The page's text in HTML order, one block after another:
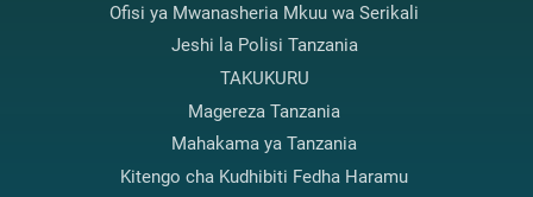
Ofisi ya Mwanasheria Mkuu wa Serikali
Jeshi la Polisi Tanzania
TAKUKURU
Magereza Tanzania
Mahakama ya Tanzania
Kitengo cha Kudhibiti Fedha Haramu